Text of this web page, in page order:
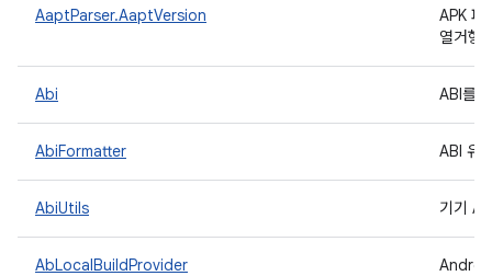
AaptParser.AaptVersion
APK 파
열거형
Abi ABI를
AbiFormatter ABI 유
AbiUtils 기기
AbLocalBuildProvider